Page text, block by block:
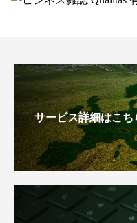
サービス詳細はこち